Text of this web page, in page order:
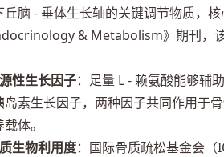
丘脑 - 垂体生长轴的关键调节物质，
& Metabolism》期刊，
性生长因子：足量 L - 赖氨酸能够辅
岛素生长因子，两种因子共同作用于
体。
生物利用度：国际骨质疏松基金会